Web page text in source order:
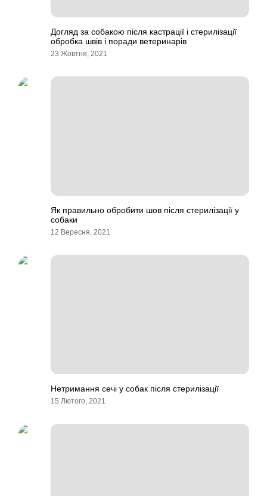
Догляд за собакою після кастрації і стерилізації
обробка швів і поради ветеринарів
23 Жовтня, 2021
Як правильно обробити шов після стерилізації у
собаки
12 Вересня, 2021
Нетримання сечі у собак після стерилізації
15 Лютого, 2021